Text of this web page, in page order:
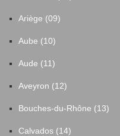
Ariège (09)
Aube (10)
Aude (11)
Aveyron (12)
Bouches-du-Rhône (13)
Calvados (14)